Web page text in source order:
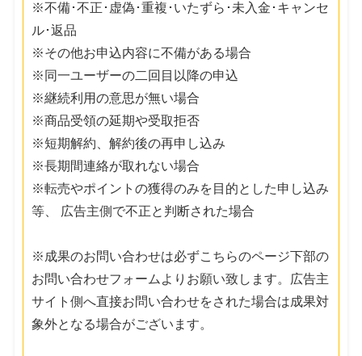
※不備･不正･虚偽･重複･いたずら･未入金･キャンセ
ル･返品
※その他お申込内容に不備がある場合
※同一ユーザーの二回目以降の申込
※継続利用の意思が無い場合
※商品受領の延期や受取拒否
※短期解約、解約後の再申し込み
※長期間連絡が取れない場合
※転売やポイントの獲得のみを目的とした申し込み
等、 広告主側で不正と判断された場合
※成果のお問い合わせは必ずこちらのページ下部の
お問い合わせフォームよりお願い致します。広告主
サイト側へ直接お問い合わせをされた場合は成果対
象外となる場合がございます。